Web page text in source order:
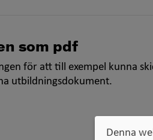
som pdf
för att till exempel kunna
utbildningsdokument.
Denna